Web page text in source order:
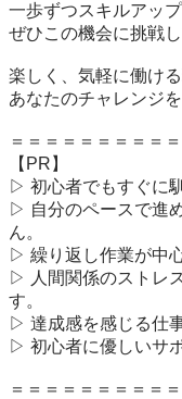
一歩ずつスキルアッ
ぜひこの機会に挑戦
楽しく、気軽に働ける
あなたのチャレンジ
＝＝＝＝＝＝＝＝＝
【PR】
▷ 初心者でもすぐに
▷ 自分のペースで進
ん。
▷ 繰り返し作業が中
▷ 人間関係のストレ
す。
▷ 達成感を感じる仕
▷ 初心者に優しいサ
＝＝＝＝＝＝＝＝＝